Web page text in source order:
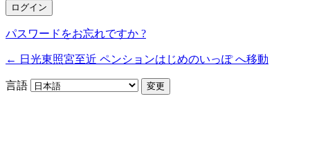
パスワードをお忘れですか ?
← 日光東照宮至近 ペンションはじめのいっぽ へ移動
言語